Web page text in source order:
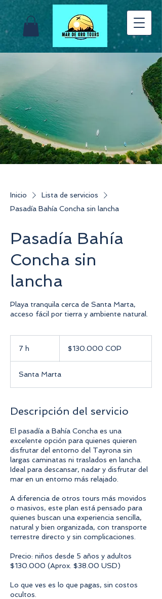
Inicio
Lista de servicios
Pasadía Bahía Concha sin lancha
Pasadía Bahía
Concha sin
lancha
Playa tranquila cerca de Santa Marta,
acceso fácil por tierra y ambiente natural.
7 h $130.000 COP
Santa Marta
Descripción del servicio
El pasadía a Bahía Concha es una
excelente opción para quienes quieren
disfrutar del entorno del Tayrona sin
largas caminatas ni traslados en lancha.
Ideal para descansar, nadar y disfrutar del
mar en un entorno más relajado.
A diferencia de otros tours más movidos
o masivos, este plan está pensado para
quienes buscan una experiencia sencilla,
natural y bien organizada, con transporte
terrestre directo y sin complicaciones.
Precio: niños desde 5 años y adultos
$130.000 (Aprox. $38.00 USD)
Lo que ves es lo que pagas, sin costos
ocultos.